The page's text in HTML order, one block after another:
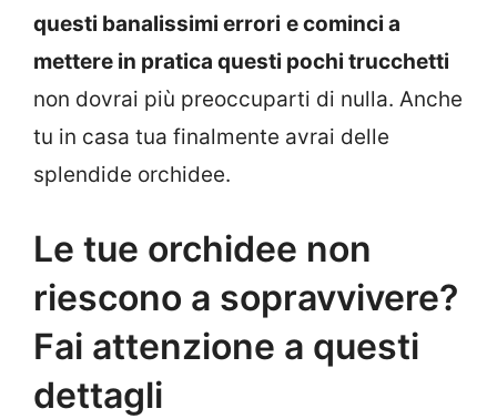
questi banalissimi errori e cominci a
mettere in pratica questi pochi trucchetti
non dovrai più preoccuparti di nulla. Anche
tu in casa tua finalmente avrai delle
splendide orchidee.
Le tue orchidee non
riescono a sopravvivere?
Fai attenzione a questi
dettagli